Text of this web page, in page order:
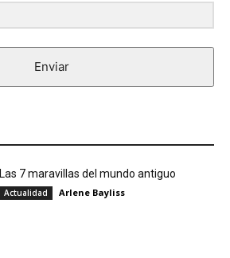
Enviar
Las 7 maravillas del mundo antiguo
Actualidad Arlene Bayliss